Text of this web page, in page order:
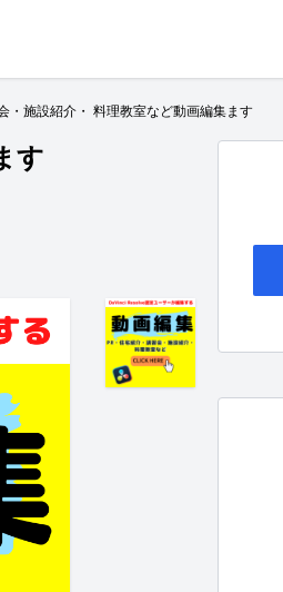
・施設紹介・ 料理教室など動画編集ます
す